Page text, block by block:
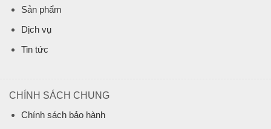
Sản phẩm
Dịch vụ
Tin tức
CHÍNH SÁCH CHUNG
Chính sách bảo hành